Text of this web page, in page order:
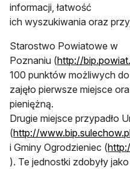
informacji, łatwość
ich wyszukiwania oraz
Starostwo Powiatowe w
Poznaniu (http://
100 punktów możliwych
zajęło pierwsze miejsce
pieniężną.
Drugie miejsce przypadło
(http://
i Gminy Ogrodzieniec (
). Te jednostki zdobyły